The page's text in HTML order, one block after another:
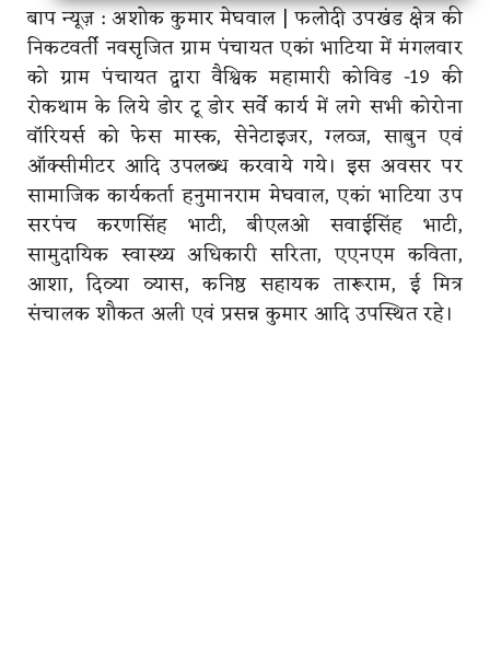
बाप न्यूज़ : अशोक कुमार मेघवाल | फलोदी उपखंड क्षेत्र की
निकटवर्ती नवसृजित ग्राम पंचायत एकां भाटिया में मंगलवार
को ग्राम पंचायत द्वारा वैश्विक महामारी कोविड -19 की
रोकथाम के लिये डोर टू डोर सर्वे कार्य में लगे सभी कोरोना
वाॅरियर्स को फेस मास्क, सेनेटाइजर, ग्लव्ज, साबुन एवं
ऑक्सीमीटर आदि उपलब्ध करवाये गये। इस अवसर पर
सामाजिक कार्यकर्ता हनुमानराम मेघवाल, एकां भाटिया उप
सरपंच करणसिंह भाटी, बीएलओ सवाईसिंह भाटी,
सामुदायिक स्वास्थ्य अधिकारी सरिता, एएनएम कविता,
आशा, दिव्या व्यास, कनिष्ठ सहायक तारूराम, ई मित्र
संचालक शौकत अली एवं प्रसन्न कुमार आदि उपस्थित रहे।